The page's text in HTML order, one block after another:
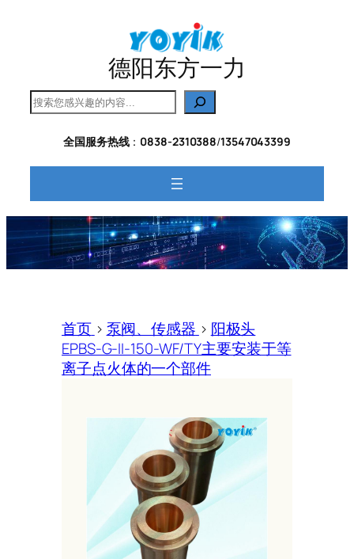
德阳东方一力
搜
索
全国服务热线： 0838-2310388/13547043399
首页 > 泵阀、传感器 > 阳极头
EPBS-G-II-150-WF/TY主要安装于等
离子点火体的一个部件